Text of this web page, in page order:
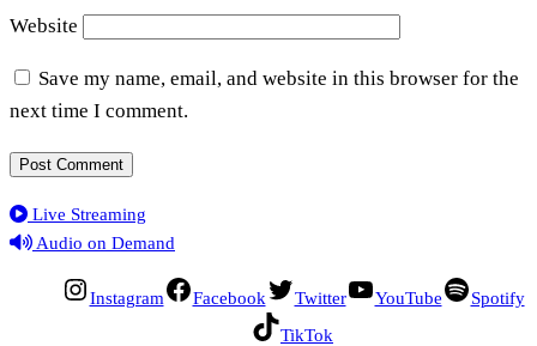
Website
Save my name, email, and website in this browser for the
next time I comment.
Live Streaming
Audio on Demand
Instagram Facebook Twitter YouTube
Spotify
TikTok